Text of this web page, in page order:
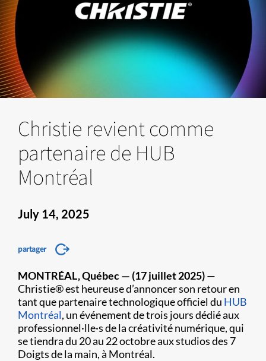
Christie revient comme
partenaire de HUB
Montréal
July 14, 2025
partager
MONTRÉAL, Québec — (17 juillet 2025)—
Christie® est heureuse d’annoncer son retour en
tant que partenaire technologique officiel du HUB
Montréal, un événement de trois jours dédié aux
professionnel·lle·s de la créativité numérique, qui
se tiendra du 20 au 22 octobre aux studios des 7
Doigts de la main, à Montréal.